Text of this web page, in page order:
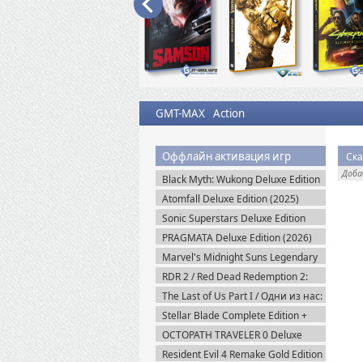
GMT-MAX Action
Оффлайн активация игр
Black Myth: Wukong Deluxe Edition
(2024) Portable
Atomfall Deluxe Edition (2025)
Steam-Rip
Sonic Superstars Deluxe Edition
(2023) Steam-Rip
PRAGMATA Deluxe Edition (2026)
Пиратка
Marvel's Midnight Suns Legendary
Edition (2022) Steam-Rip
RDR 2 / Red Dead Redemption 2:
Ultimate Edition v.1491.50 (2019)
Пиратка
The Last of Us Part I / Одни из нас:
Часть I Deluxe Edition v.1.1.5.0
(2023) Пиратка
Stellar Blade Complete Edition +
Все DLC (2025) Пиратка
OCTOPATH TRAVELER 0 Deluxe
Edition v.1.0.8 (2025) Portable
Resident Evil 4 Remake Gold Edition